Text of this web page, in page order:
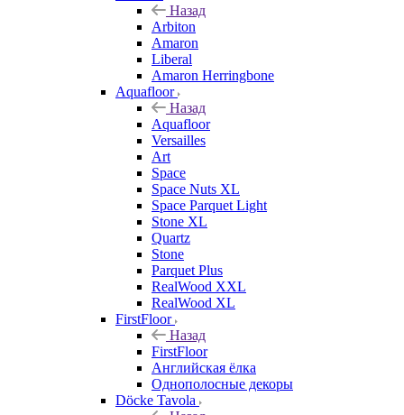
Назад
Arbiton
Amaron
Liberal
Amaron Herringbone
Aquafloor
Назад
Aquafloor
Versailles
Art
Space
Space Nuts XL
Space Parquet Light
Stone XL
Quartz
Stone
Parquet Plus
RealWood XXL
RealWood XL
FirstFloor
Назад
FirstFloor
Английская ёлка
Однополосные декоры
Döcke Tavola